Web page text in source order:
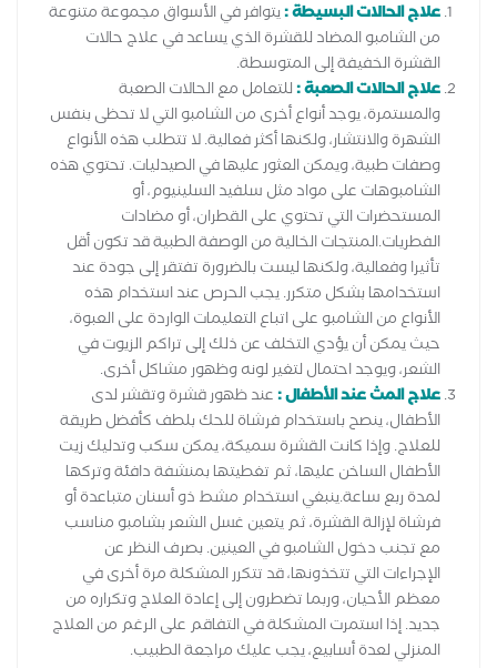
علاج الحالات البسيطة :يتوافر في الأسواق مجموعة متنوعة
من الشامبو المضاد للقشرة الذي يساعد في علاج حالات
القشرة الخفيفة إلى المتوسطة.
علاج الحالات الصعبة :للتعامل مع الحالات الصعبة
والمستمرة، يوجد أنواع أخرى من الشامبو التي لا تحظى بنفس
الشهرة والانتشار، ولكنها أكثر فعالية. لا تتطلب هذه الأنواع
وصفات طبية، ويمكن العثور عليها في الصيدليات. تحتوي هذه
الشامبوهات على مواد مثل سلفيد السلينيوم، أو
المستحضرات التي تحتوي على القطران، أو مضادات
الفطريات.المنتجات الخالية من الوصفة الطبية قد تكون أقل
تأثيرا وفعالية، ولكنها ليست بالضرورة تفتقر إلى جودة عند
استخدامها بشكل متكرر. يجب الحرص عند استخدام هذه
الأنواع من الشامبو على اتباع التعليمات الواردة على العبوة،
حيث يمكن أن يؤدي التخلف عن ذلك إلى تراكم الزيوت في
الشعر، ويوجد احتمال لتغير لونه وظهور مشاكل أخرى.
علاج المث عند الأطفال :عند ظهور قشرة وتقشر لدى
الأطفال، ينصح باستخدام فرشاة للحك بلطف كأفضل طريقة
للعلاج. وإذا كانت القشرة سميكة، يمكن سكب وتدليك زيت
الأطفال الساخن عليها، ثم تغطيتها بمنشفة دافئة وتركها
لمدة ربع ساعة.ينبغي استخدام مشط ذو أسنان متباعدة أو
فرشاة لإزالة القشرة، ثم يتعين غسل الشعر بشامبو مناسب
مع تجنب دخول الشامبو في العينين. بصرف النظر عن
الإجراءات التي تتخذونها، قد تتكرر المشكلة مرة أخرى في
معظم الأحيان، وربما تضطرون إلى إعادة العلاج وتكراره من
جديد. إذا استمرت المشكلة في التفاقم على الرغم من العلاج
المنزلي لعدة أسابيع، يجب عليك مراجعة الطبيب.